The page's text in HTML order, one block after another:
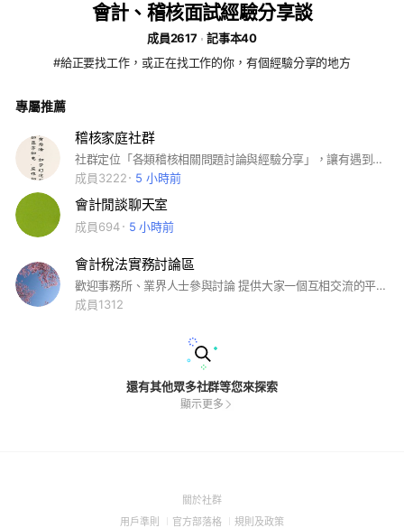
會計、稽核面試經驗分享談
成員2617
記事本40
#給正要找工作，或正在找工作的你，有個經驗分享的地方
專屬推薦
稽核家庭社群
社群定位「各類稽核相關問題討論與經驗分享」，讓有遇到類似問題的朋友能夠在這邊得到不同資訊當作參考，請盡量保持正面、積極、理性的態度進行討論。
成員3222
5 小時前
會計閒談聊天室
成員694 5 小時前
會計稅法實務討論區
歡迎事務所、業界人士參與討論 提供大家一個互相交流的平台
成員1312
還有其他眾多社群等您來探索
顯示更多
關於社群(Open
用戶準則 (Open
官方部落格 (Open
規則及政策(Open